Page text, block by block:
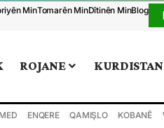
MinTomarên MinDîtinên MinBlog
ROJANE KURDISTAN
ENQERE QAMIŞLO KOBANÊ